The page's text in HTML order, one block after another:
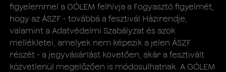
figyelemmel a GÓLEM felhívja a Fogyasztó figyelmét,
hogy az ÁSZF - továbbá a fesztivál Házirendje,
valamint a Adatvédelmi Szabályzat és azok
mellékletei, amelyek nem képezik a jelen ÁSZF
részét - a jegyvásárlást követően, akár a fesztivált
közvetlenül megelőzően is módosulhatnak. A GÓLEM